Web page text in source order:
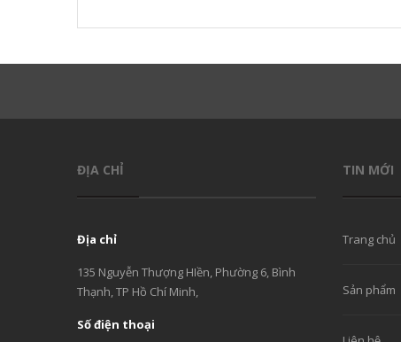
ĐỊA CHỈ
Địa chỉ
135 Nguyễn Thượng HIền, Phường 6, Bình
Thạnh, TP Hồ Chí Minh,
Số điện thoại
TIN MỚI
Trang chủ
Sản phẩm